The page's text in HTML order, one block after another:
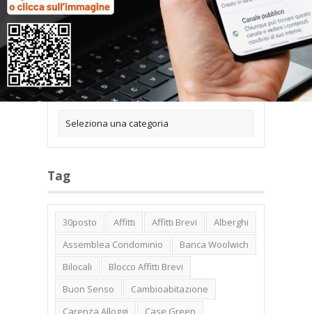
Categorie
Tag
30posto Affitti Affitti Brevi
Alberghi
Assemblea Condominio
Banca Woolwich
Bilocali
Blocco Affitti Brevi
Buon Senso
Cambioabitazione